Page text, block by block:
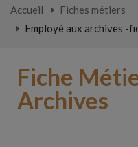
Accueil
Fiches métiers
Employé aux archives -
Fiche
Archives